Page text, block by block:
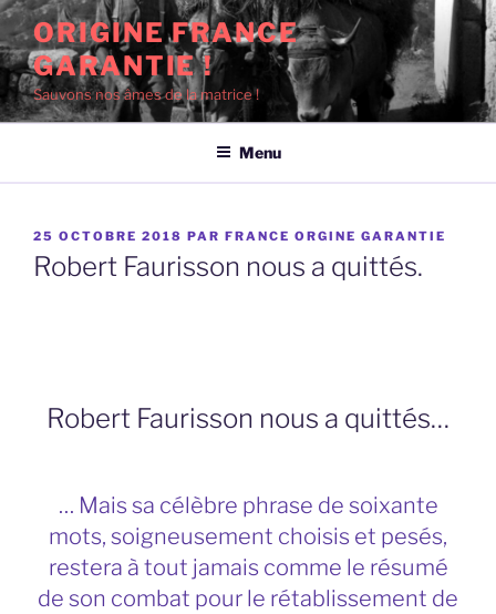
Aller
au
contenu
principal
ORIGINE FRANCE
GARANTIE !
Sauvons nos âmes de la matrice !
Menu
PUBLIÉ
LE
25 OCTOBRE 2018 PAR FRANCE ORGINE GARANTIE
Robert Faurisson nous a quittés.
Robert Faurisson nous a quittés…
… Mais sa célèbre phrase de soixante
mots, soigneusement choisis et pesés,
restera à tout jamais comme le résumé
de son combat pour le rétablissement de